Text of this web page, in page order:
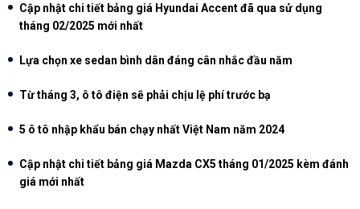
Cập nhật chi tiết bảng giá Hyundai Accent đã qua sử dụng
tháng 02/2025 mới nhất
Lựa chọn xe sedan bình dân đáng cân nhắc đầu năm
Từ tháng 3, ô tô điện sẽ phải chịu lệ phí trước bạ
5 ô tô nhập khẩu bán chạy nhất Việt Nam năm 2024
Cập nhật chi tiết bảng giá Mazda CX5 tháng 01/2025 kèm đánh
giá mới nhất